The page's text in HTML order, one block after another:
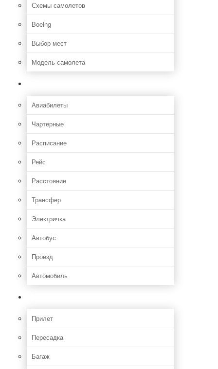
Схемы самолетов
Boeing
Выбор мест
Модель самолета
Авиабилеты
Чартерные
Расписание
Рейс
Расстояние
Трансфер
Электричка
Автобус
Проезд
Автомобиль
Прилет
Пересадка
Багаж